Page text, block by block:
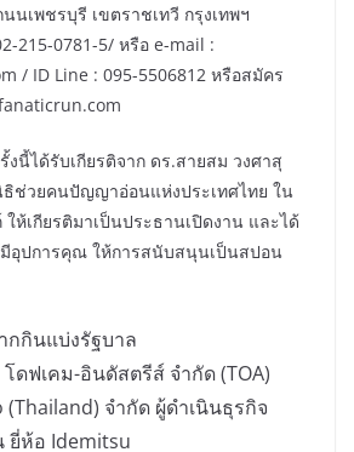
นเพชรบุรี เขตราชเทวี กรุงเทพฯ
215-0781-5/ หรือ e-mail :
/ ID Line : 095-5506812 หรือสมัคร
นี้ได้รับเกียรติจาก ดร.สายสม วงศาสุ
ช่วยคนปัญญาอ่อนแห่งประเทศไทย ใน
ห้เกียรติมาเป็นประธานเปิดงาน และได้
อุปการคุณ ให้การสนับสนุนเป็นสปอน
กกินแบ่งรัฐบาล
ดฟเคม-อินดัสตรีส์ จำกัด (TOA)
จำกัด ผู้ดำเนินธุรกิจ
ห้อ Idemitsu